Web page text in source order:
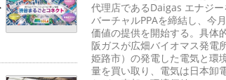
代理店であるDaigas エナジー
バーチャルPPAを締結し、今
価値の提供を開始する。具体
阪ガスが広畑バイオマス発電
姫路市）の発電した電気と環
量を買い取り、電気は日本卸